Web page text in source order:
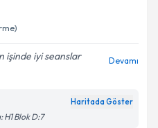
işinde iyi seanslar
Devamı
Haritada Göster
H1 Blok D:7